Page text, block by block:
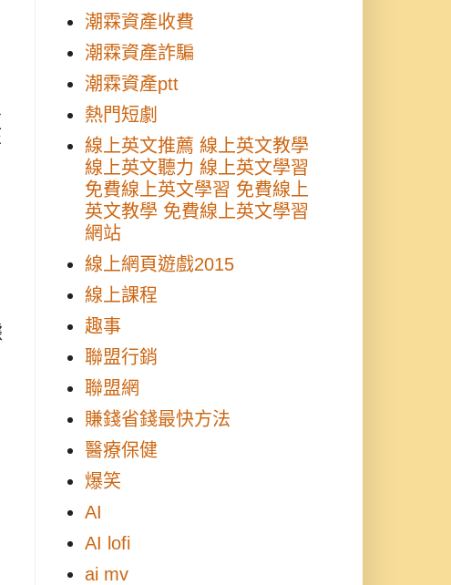
潮霖資產收費
潮霖資產詐騙
潮霖資產ptt
熱門短劇
線上英文推薦 線上英文教學
線上英文聽力 線上英文學習
免費線上英文學習 免費線上
英文教學 免費線上英文學習
網站
線上網頁遊戲2015
線上課程
趣事
聯盟行銷
聯盟網
賺錢省錢最快方法
醫療保健
爆笑
AI
AI lofi
ai mv